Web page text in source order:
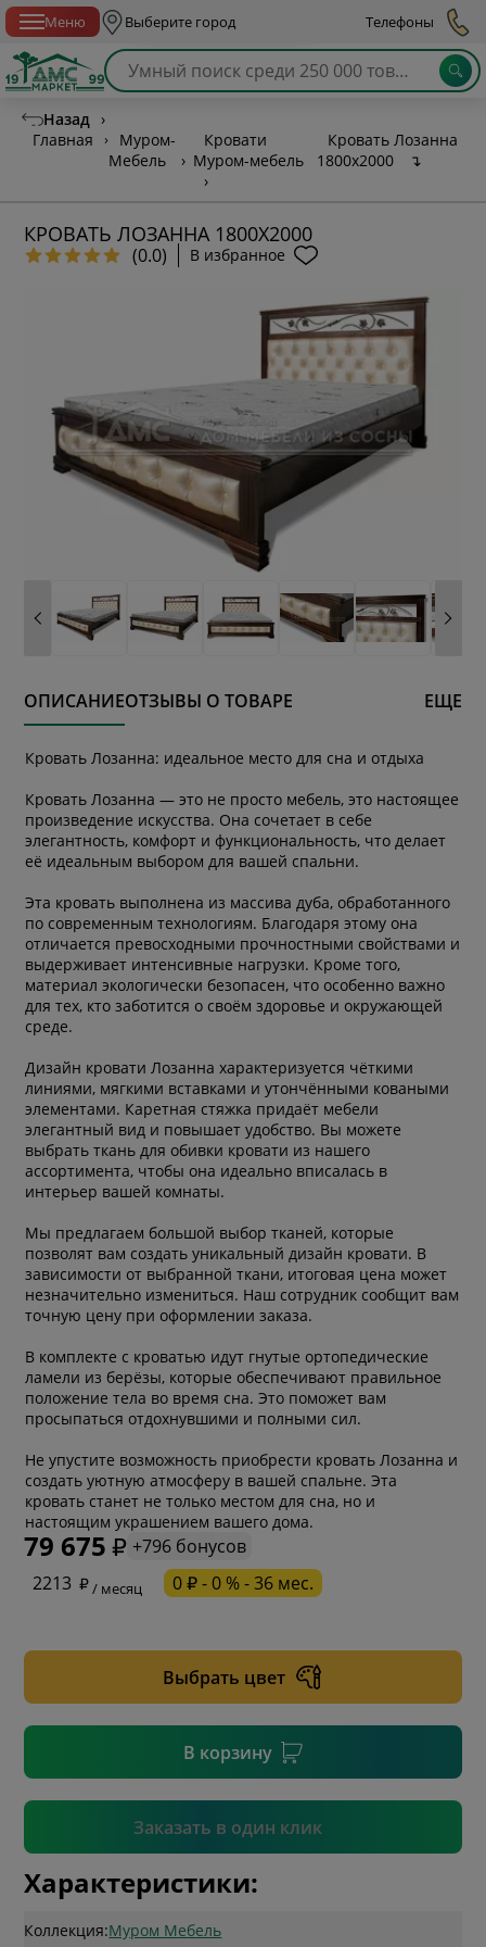
Меню Выберите город Телефоны
Назад ›
Главная
›
Муром-
Мебель
›
Кровати
Муром-мебель
›
Кровать Лозанна
1800х2000
↴
КРОВАТЬ ЛОЗАННА 1800Х2000
(0.0) В избранное
ОПИСАНИЕОТЗЫВЫ О ТОВАРЕ ЕЩЕ
Кровать Лозанна: идеальное место для сна и отдыха
Кровать Лозанна — это не просто мебель, это настоящее
произведение искусства. Она сочетает в себе
элегантность, комфорт и функциональность, что делает
её идеальным выбором для вашей спальни.
Эта кровать выполнена из массива дуба, обработанного
по современным технологиям. Благодаря этому она
отличается превосходными прочностными свойствами и
выдерживает интенсивные нагрузки. Кроме того,
материал экологически безопасен, что особенно важно
для тех, кто заботится о своём здоровье и окружающей
среде.
Дизайн кровати Лозанна характеризуется чёткими
линиями, мягкими вставками и утончёнными коваными
элементами. Каретная стяжка придаёт мебели
элегантный вид и повышает удобство. Вы можете
выбрать ткань для обивки кровати из нашего
ассортимента, чтобы она идеально вписалась в
интерьер вашей комнаты.
Мы предлагаем большой выбор тканей, которые
позволят вам создать уникальный дизайн кровати. В
зависимости от выбранной ткани, итоговая цена может
незначительно измениться. Наш сотрудник сообщит вам
точную цену при оформлении заказа.
В комплекте с кроватью идут гнутые ортопедические
ламели из берёзы, которые обеспечивают правильное
положение тела во время сна. Это поможет вам
просыпаться отдохнувшими и полными сил.
Не упустите возможность приобрести кровать Лозанна и
создать уютную атмосферу в вашей спальне. Эта
кровать станет не только местом для сна, но и
настоящим украшением вашего дома.
79 675
+796 бонусов
2213
/ месяц 0 ₽ - 0 % - 36 мес.
Выбрать цвет
В корзину
Заказать в один клик
* обязательное поле
Подтвердить
Характеристики:
Коллекция:Муром Мебель